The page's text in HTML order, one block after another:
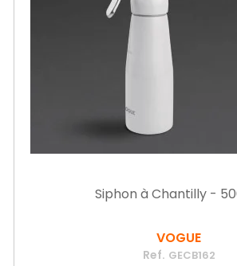
Siphon à Chantilly -
VOGUE
Ref. GECB162